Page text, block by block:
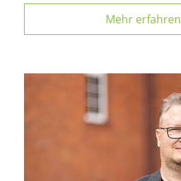
Mehr erfahren